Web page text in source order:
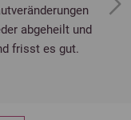
abgeheilt und
frisst es gut.
Next